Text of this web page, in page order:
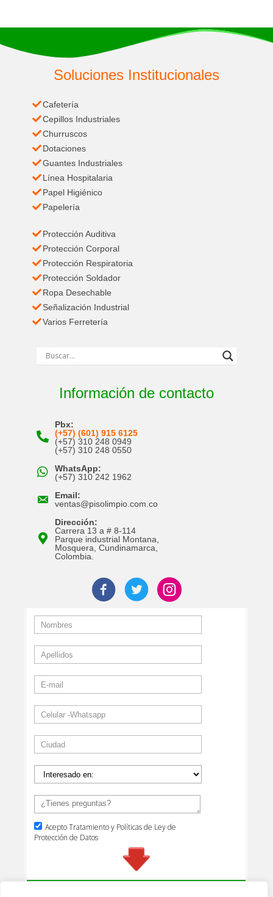
Soluciones Institucionales
Cafetería
Cepillos Industriales
Churruscos
Dotaciones
Guantes Industriales
Línea Hospitalaria
Papel Higiénico
Papelería
Protección Auditiva
Protección Corporal
Protección Respiratoria
Protección Soldador
Ropa Desechable
Señalización Industrial
Varios Ferretería
Información de contacto
Pbx:
(+57) (601) 915 6125
(+57) 310 248 0949
(+57) 310 248 0550
WhatsApp:
(+57) 310 242 1962
Email:
ventas@pisolimpio.com.co
Dirección:
Carrera 13 a # 8-114
Parque industrial Montana,
Mosquera, Cundinamarca,
Colombia.